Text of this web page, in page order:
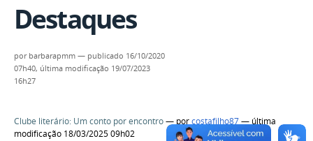
Destaques
por barbarapmm — publicado 16/10/2020
07h40, última modificação 19/07/2023
16h27
Clube literário: Um conto por encontro— porcostafilho87— última
modificação 18/03/2025 09h02